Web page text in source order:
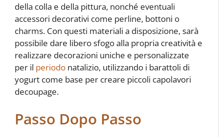
della colla e della pittura, nonché eventuali
accessori decorativi come perline, bottoni o
charms. Con questi materiali a disposizione, sarà
possibile dare libero sfogo alla propria creatività e
realizzare decorazioni uniche e personalizzate
per il periodo natalizio, utilizzando i barattoli di
yogurt come base per creare piccoli capolavori
decoupage.
Passo Dopo Passo